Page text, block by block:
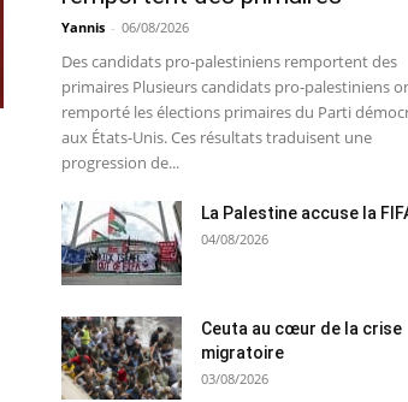
Yannis - 06/08/2026
Des candidats pro-palestiniens remportent des
primaires Plusieurs candidats pro-palestiniens
remporté les élections primaires du Parti
aux États-Unis. Ces résultats traduisent une
progression de...
La Palestine accuse la
04/08/2026
Ceuta au cœur de la crise
migratoire
03/08/2026